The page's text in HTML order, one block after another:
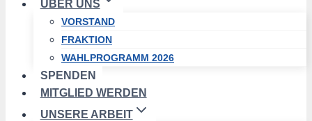
ÜBER UNS
VORSTAND
FRAKTION
WAHLPROGRAMM 2026
SPENDEN
MITGLIED WERDEN
UNSERE ARBEIT